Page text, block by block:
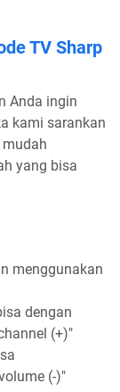
TV Sharp
Anda ingin
kami sarankan
yang bisa
menggunakan
dengan
(+)"
(-)"